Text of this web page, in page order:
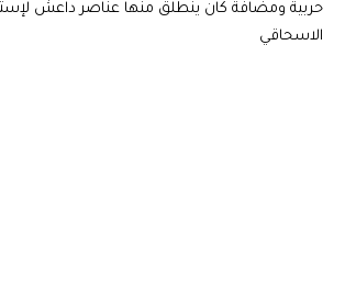
حربية ومضافة كان ينطلق منها عناصر داعش
الاسحاقي